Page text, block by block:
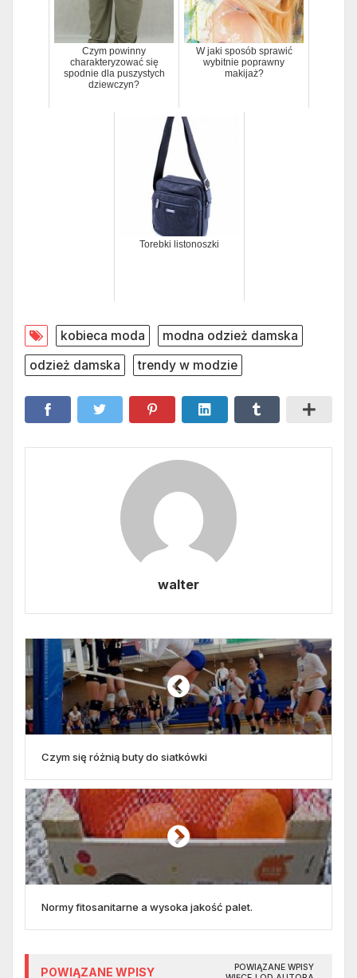
Czym powinny
charakteryzować się
spodnie dla puszystych
dziewczyn?
W jaki sposób sprawić
wybitnie poprawny
makijaż?
Torebki listonoszki
kobieca moda
modna odzież damska
odzież damska
trendy w modzie
walter
Czym się różnią buty do siatkówki
Normy fitosanitarne a wysoka jakość palet.
POWIĄZANE WPISY
POWIĄZANE WPISY